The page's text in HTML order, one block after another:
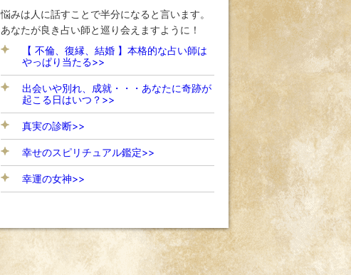
悩みは人に話すことで半分になると言います。
あなたが良き占い師と巡り会えますように！
【 不倫、復縁、結婚 】本格的な占い師は
やっぱり当たる>>
出会いや別れ、成就・・・あなたに奇跡が
起こる日はいつ？>>
真実の診断>>
幸せのスピリチュアル鑑定>>
幸運の女神>>